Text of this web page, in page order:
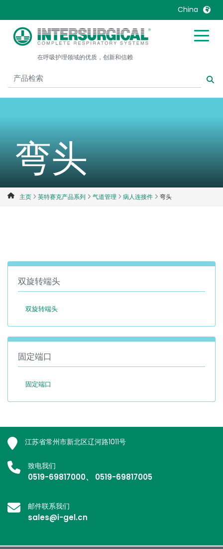
China
United Kingdom
United States
China
Colombia
Denmark
Russia
International English
在呼吸护理领域的优质，创新和信赖
弯头
主页 英特赛克产品系列 气道管理 病人连接件 弯头
双旋转端头
双旋转端头
固定端口
固定端口
江苏省常州市新北区辽河路1011号
致电我们
0519-69817000、 0519-69817005
邮件联系我们
sales@i-gel.cn